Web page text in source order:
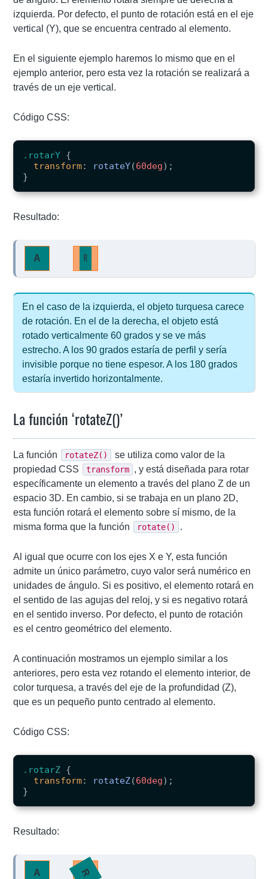
izquierda. Por defecto, el punto de rotación está en el eje
vertical (Y), que se encuentra centrado al elemento.
En el siguiente ejemplo haremos lo mismo que en el
ejemplo anterior, pero esta vez la rotación se realizará a
través de un eje vertical.
Código CSS:
.rotarY {
transform: rotateY(60deg);
}
Resultado:
A R
En el caso de la izquierda, el objeto turquesa carece
de rotación. En el de la derecha, el objeto está
rotado verticalmente 60 grados y se ve más
estrecho. A los 90 grados estaría de perfil y sería
invisible porque no tiene espesor. A los 180 grados
estaría invertido horizontalmente.
La función ‘rotateZ()’
La función rotateZ()
se utiliza como valor de la
propiedad CSS
transform , y está diseñada para rotar
específicamente un elemento a través del plano Z de un
espacio 3D. En cambio, si se trabaja en un plano 2D,
esta función rotará el elemento sobre sí mismo, de la
misma forma que la función
rotate() .
Al igual que ocurre con los ejes X e Y, esta función
admite un único parámetro, cuyo valor será numérico en
unidades de ángulo. Si es positivo, el elemento rotará en
el sentido de las agujas del reloj, y si es negativo rotará
en el sentido inverso. Por defecto, el punto de rotación
es el centro geométrico del elemento.
A continuación mostramos un ejemplo similar a los
anteriores, pero esta vez rotando el elemento interior, de
color turquesa, a través del eje de la profundidad (Z),
que es un pequeño punto centrado al elemento.
Código CSS:
.rotarZ {
transform: rotateZ(60deg);
}
Resultado:
A R